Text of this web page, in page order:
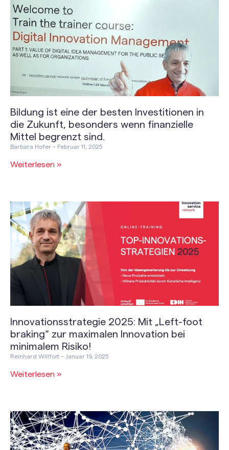
Bildung ist eine der besten Investitionen in
die Zukunft, besonders wenn finanzielle
Mittel begrenzt sind.
Barbara Hofer Februar 11, 2025
Weiterlesen »
Innovationsstrategie 2025: Mit „Left-foot
braking“ zur maximalen Innovation bei
minimalem Risiko!
Reinhard Willfort Januar 19, 2025
Weiterlesen »